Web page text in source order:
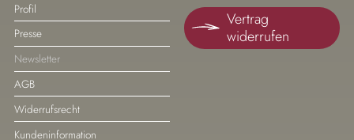
Profil
Presse
Newsletter
AGB
Widerrufsrecht
Kundeninformation
Vertrag
widerrufen